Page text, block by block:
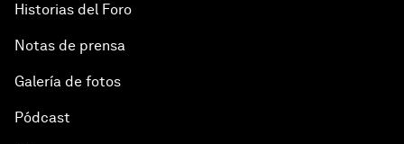
Historias del Foro
Notas de prensa
Galería de fotos
Pódcast